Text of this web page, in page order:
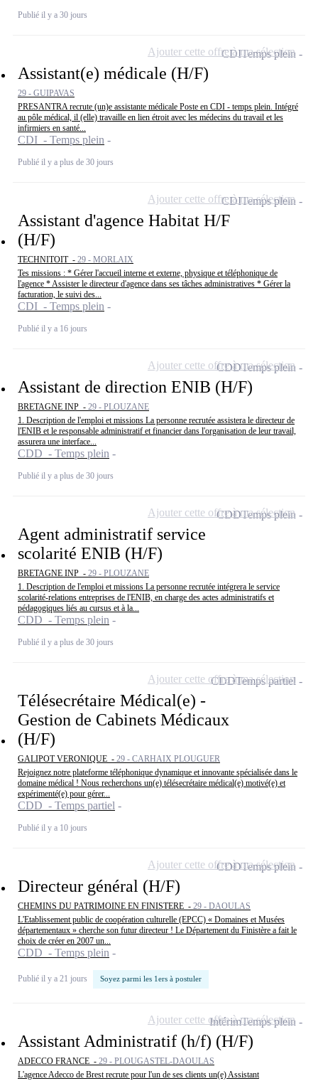
Publié il y a 30 jours
Assistant(e) médicale (H/F)
29 - GUIPAVAS
PRESANTRA recrute (un)e assistante médicale Poste en CDI - temps plein. Intégré
au pôle médical, il (elle) travaille en lien étroit avec les médecins du travail et les
infirmiers en santé...
CDI - Temps plein
Publié il y a plus de 30 jours
CDITemps plein
Ajouter cette offre à ma sélection
Assistant d'agence Habitat H/F
(H/F)
TECHNITOIT - 29 - MORLAIX
Tes missions : * Gérer l'accueil interne et externe, physique et téléphonique de
l'agence * Assister le directeur d'agence dans ses tâches administratives * Gérer la
facturation, le suivi des...
CDI - Temps plein
Publié il y a 16 jours
CDITemps plein
Ajouter cette offre à ma sélection
Assistant de direction ENIB (H/F)
BRETAGNE INP - 29 - PLOUZANE
1. Description de l'emploi et missions La personne recrutée assistera le directeur de
l'ENIB et le responsable administratif et financier dans l'organisation de leur travail,
assurera une interface...
CDD - Temps plein
Publié il y a plus de 30 jours
CDDTemps plein
Ajouter cette offre à ma sélection
Agent administratif service
scolarité ENIB (H/F)
BRETAGNE INP - 29 - PLOUZANE
1. Description de l'emploi et missions La personne recrutée intégrera le service
scolarité-relations entreprises de l'ENIB, en charge des actes administratifs et
pédagogiques liés au cursus et à la...
CDD - Temps plein
Publié il y a plus de 30 jours
CDDTemps plein
Ajouter cette offre à ma sélection
Télésecrétaire Médical(e) -
Gestion de Cabinets Médicaux
(H/F)
GALIPOT VERONIQUE - 29 - CARHAIX PLOUGUER
Rejoignez notre plateforme téléphonique dynamique et innovante spécialisée dans le
domaine médical ! Nous recherchons un(e) télésecrétaire médical(e) motivé(e) et
expérimenté(e) pour gérer...
CDD - Temps partiel
Publié il y a 10 jours
CDDTemps partiel
Ajouter cette offre à ma sélection
Directeur général (H/F)
CHEMINS DU PATRIMOINE EN FINISTERE - 29 - DAOULAS
L'Etablissement public de coopération culturelle (EPCC) « Domaines et Musées
départementaux » cherche son futur directeur ! Le Département du Finistère a fait le
choix de créer en 2007 un...
CDD - Temps plein
Publié il y a 21 jours Soyez parmi les 1ers à postuler
CDDTemps plein
Ajouter cette offre à ma sélection
Assistant Administratif (h/f) (H/F)
ADECCO FRANCE - 29 - PLOUGASTEL-DAOULAS
L'agence Adecco de Brest recrute pour l'un de ses clients un(e) Assistant
IntérimTemps plein
Ajouter cette offre à ma sélection